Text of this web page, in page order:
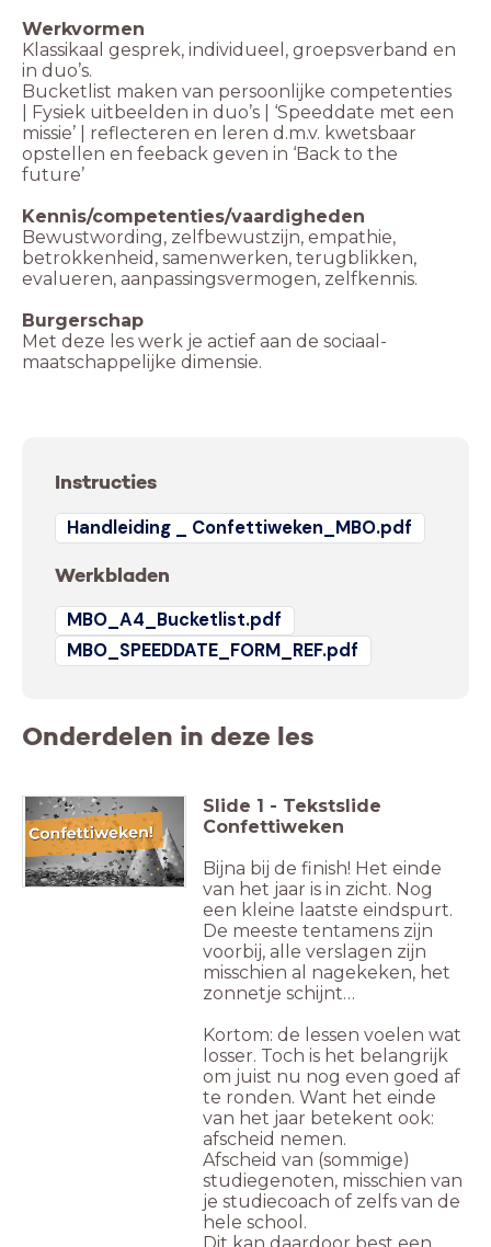
Werkvormen
Klassikaal gesprek, individueel, groepsverband en
in duo’s.
Bucketlist maken van persoonlijke competenties
| Fysiek uitbeelden in duo’s | ‘Speeddate met een
missie’ | reflecteren en leren d.m.v. kwetsbaar
opstellen en feeback geven in ‘Back to the
future’
Kennis/competenties/vaardigheden
Bewustwording, zelfbewustzijn, empathie,
betrokkenheid, samenwerken, terugblikken,
evalueren, aanpassingsvermogen, zelfkennis.
Burgerschap
Met deze les werk je actief aan de sociaal-
maatschappelijke dimensie.
Instructies
Handleiding _ Confettiweken_MBO.pdf
Werkbladen
MBO_A4_Bucketlist.pdf
MBO_SPEEDDATE_FORM_REF.pdf
Onderdelen in deze les
Slide 1 - Tekstslide
Confettiweken
Bijna bij de finish! Het einde
van het jaar is in zicht. Nog
een kleine laatste eindspurt.
De meeste tentamens zijn
voorbij, alle verslagen zijn
misschien al nagekeken, het
zonnetje schijnt…
Kortom: de lessen voelen wat
losser. Toch is het belangrijk
om juist nu nog even goed af
te ronden. Want het einde
van het jaar betekent ook:
afscheid nemen.
Afscheid van (sommige)
studiegenoten, misschien van
je studiecoach of zelfs van de
hele school.
Dit kan daardoor best een